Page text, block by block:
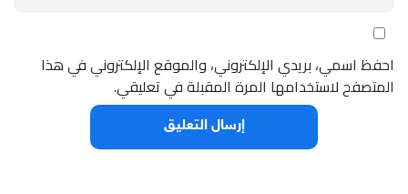
احفظ اسمي، بريدي الإلكتروني، والموقع الإلكتروني في هذا
المتصفح لاستخدامها المرة المقبلة في تعليقي.